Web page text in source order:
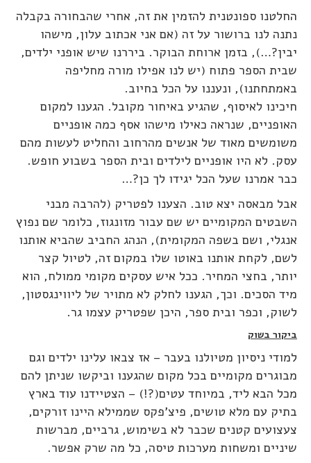
החלטנו ספונטנית להזמין את זה, אחרי שהבחורה בקבלה
נתנה לנו ברושור על זה (אם אני אכתוב עלון, מישהו
יבין?…), בזמן ארוחת הבוקר. ביררנו שיש אופני ילדים,
שבית הספר פתוח (יש לנו אפילו מורה מחליפה
באמתחתנו), ונעננו על הכל בחיוב.
חיכינו לאיסוף, שהגיע באיחור מקובל. הגענו למקום
האופניים, שנראה כאילו מישהו אסף כמה אופניים
משומשים מאוד של אנשים מהרחוב והחליט לעשות מהם
עסק. לא היו אופניים לילדים ובית הספר בשבוע חופש.
כבר אמרנו שעל הכל יגידו לך כן?…
אבל מבאסה יצא טוב. הצענו לפטריק (להרבה מבני
השבטים המקומיים יש שם עבור מזונגוז, כלומר שם נפוץ
אנגלי, ושם בשפה המקומית), הנהג החביב שהביא אותנו
לשם, לקחת אותנו באוטו שלו במקום זה, לטיול קצר
יותר, בחצי המחיר. ככל איש עסקים מקומי ממולח, הוא
מיד הסכים. וכך, הגענו לחלק לא מתויר של ליווינגסטון,
לשוק, וכפר ובית ספר, היכן שפטריק עצמו גר.
ביקור בשוק
למודי ניסיון מטיולנו בעבר – אז צבאו עלינו ילדים וגם
מבוגרים מקומיים בכל מקום שהגענו וביקשו שניתן להם
מכל הבא ליד, במיוחד עטים(?!) – הצטיידנו עוד בארץ
בתיק עם מלא טושים, פיצ'פקס שממילא היינו זורקים,
צעצועים קטנים שכבר לא בשימוש, גרביים, מברשות
שיניים ומשחות מערכות טיסה, כל מה שרק אפשר.